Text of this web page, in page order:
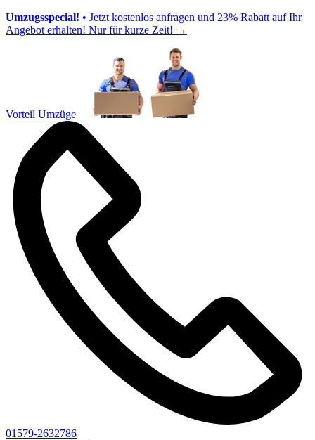
Umzugsspecial! • Jetzt kostenlos anfragen und 23% Rabatt auf Ihr
Angebot erhalten! Nur für kurze Zeit! →
Vorteil Umzüge
01579-2632786